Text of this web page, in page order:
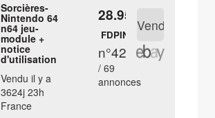
Sorcières-
Nintendo 64
n64 jeu-
module +
notice
d'utilisation
Vendu il y a
3624j 23h
France
28.95 €
FDPIN
n°42
/ 69
annonces